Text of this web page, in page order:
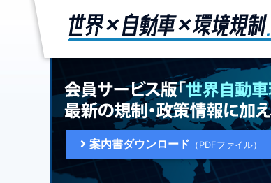
案内書ダウンロード （PDFファイル）